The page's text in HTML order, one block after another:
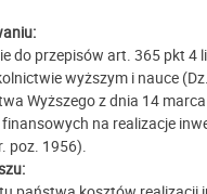
do przepisów art. 365 pkt
wyższym i nauce
Wyższego z dnia 14
na realizacje
poz. 1956).